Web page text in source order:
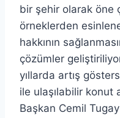
bir şehir olarak öne
örneklerden
hakkının
çözümler
yıllarda artış
ile ulaşılabilir konut
Başkan Cemil